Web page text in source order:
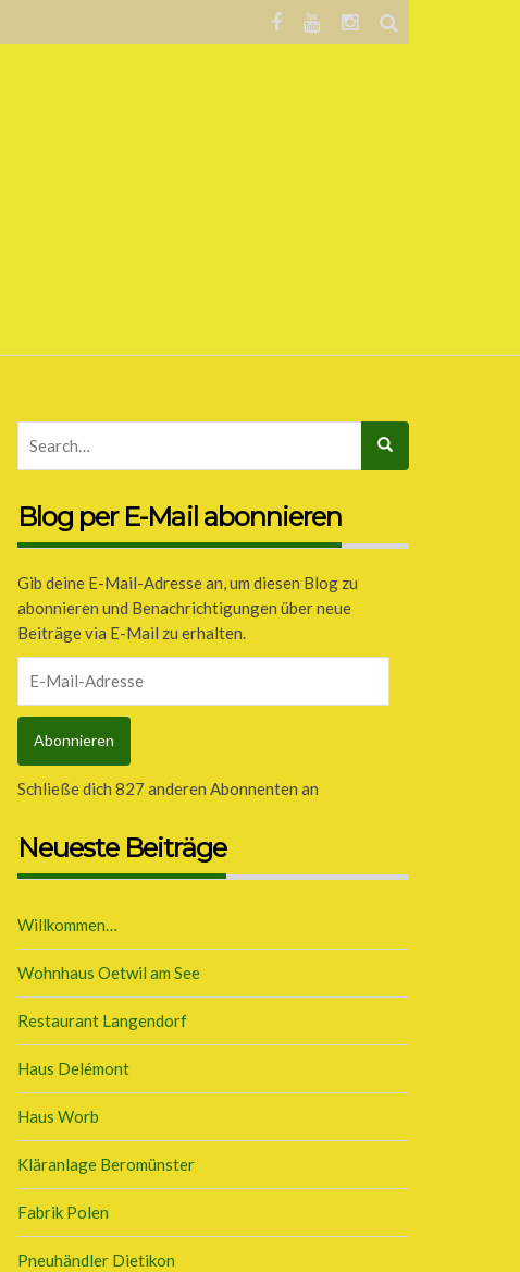
Blog per E-Mail abonnieren
Gib deine E-Mail-Adresse an, um diesen Blog zu
abonnieren und Benachrichtigungen über neue
Beiträge via E-Mail zu erhalten.
Mail-
Adresse
Abonnieren
Schließe dich 827 anderen Abonnenten an
Neueste Beiträge
Willkommen…
Wohnhaus Oetwil am See
Restaurant Langendorf
Haus Delémont
Haus Worb
Kläranlage Beromünster
Fabrik Polen
Pneuhändler Dietikon